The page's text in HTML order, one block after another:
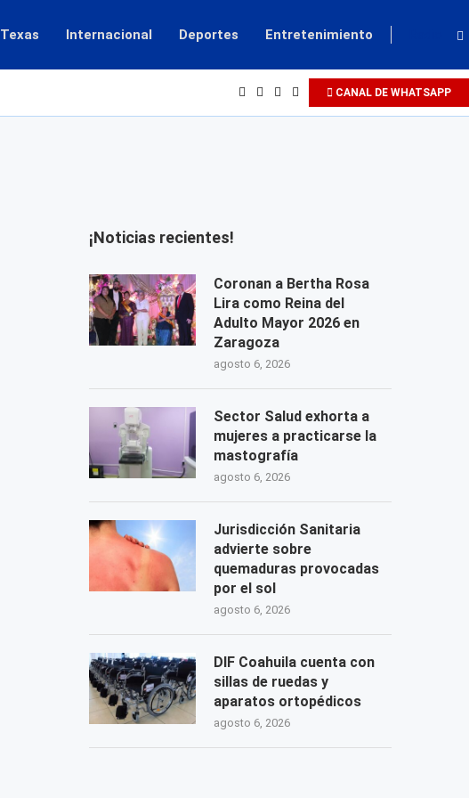
Texas Internacional Deportes Entretenimiento
CANAL DE WHATSAPP
¡Noticias recientes!
Coronan a Bertha Rosa
Lira como Reina del
Adulto Mayor 2026 en
Zaragoza
agosto 6, 2026
Sector Salud exhorta a
mujeres a practicarse la
mastografía
agosto 6, 2026
Jurisdicción Sanitaria
advierte sobre
quemaduras provocadas
por el sol
agosto 6, 2026
DIF Coahuila cuenta con
sillas de ruedas y
aparatos ortopédicos
agosto 6, 2026